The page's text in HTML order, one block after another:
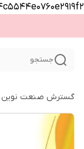
جستجو
گسترش صنعت نوین